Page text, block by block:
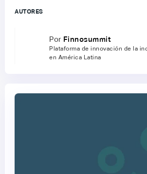
AUTORES
Por Finnosummit
Plataforma de innovación de la
en América Latina